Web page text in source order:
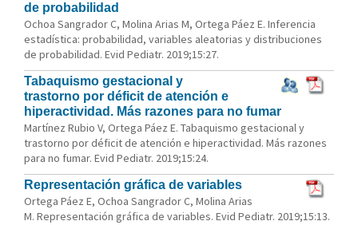
de probabilidad
Ochoa Sangrador C, Molina Arias M, Ortega Páez E. Inferencia
estadística: probabilidad, variables aleatorias y distribuciones
de probabilidad. Evid Pediatr. 2019;15:27.
Tabaquismo gestacional y
trastorno por déficit de atención e
hiperactividad. Más razones para no fumar
Martínez Rubio V, Ortega Páez E. Tabaquismo gestacional y
trastorno por déficit de atención e hiperactividad. Más razones
para no fumar. Evid Pediatr. 2019;15:24.
Representación gráfica de variables
Ortega Páez E, Ochoa Sangrador C, Molina Arias
M. Representación gráfica de variables. Evid Pediatr. 2019;15:13.